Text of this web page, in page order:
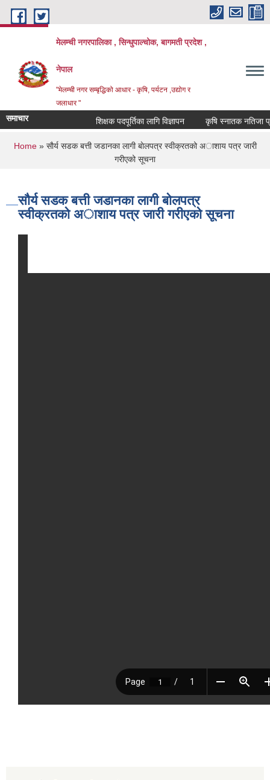
Skip to main content
मेलम्ची नगरपालिका , सिन्धुपाल्चोक, बागमती प्रदेश ,
नेपाल
"मेलम्ची नगर सम्बृद्धिको आधार - कृषि, पर्यटन ,उद्योग र
जलाधार "
समाचार शिक्षक पदपूर्तिका लागि विज्ञापन कृषि स्नातक नतिजा
You are here
Home» साैर्य सडक बत्ती जडानका लागी बाेलपत्र स्वीक्रतको अाशाय पत्र जारी
गरीएको सूचना
साैर्य सडक बत्ती जडानका लागी बाेलपत्र
स्वीक्रतको अाशाय पत्र जारी गरीएको सूचना